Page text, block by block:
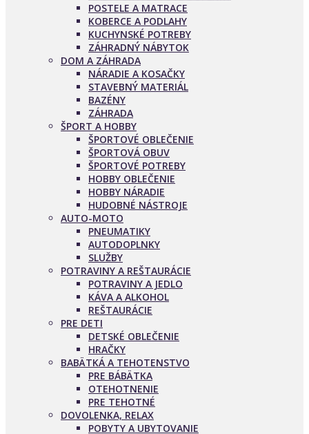
POSTELE A MATRACE
KOBERCE A PODLAHY
KUCHYNSKÉ POTREBY
ZÁHRADNÝ NÁBYTOK
DOM A ZÁHRADA
NÁRADIE A KOSAČKY
STAVEBNÝ MATERIÁL
BAZÉNY
ZÁHRADA
ŠPORT A HOBBY
ŠPORTOVÉ OBLEČENIE
ŠPORTOVÁ OBUV
ŠPORTOVÉ POTREBY
HOBBY OBLEČENIE
HOBBY NÁRADIE
HUDOBNÉ NÁSTROJE
AUTO-MOTO
PNEUMATIKY
AUTODOPLNKY
SLUŽBY
POTRAVINY A REŠTAURÁCIE
POTRAVINY A JEDLO
KÁVA A ALKOHOL
REŠTAURÁCIE
PRE DETI
DETSKÉ OBLEČENIE
HRAČKY
BABÄTKÁ A TEHOTENSTVO
PRE BÁBÄTKA
OTEHOTNENIE
PRE TEHOTNÉ
DOVOLENKA, RELAX
POBYTY A UBYTOVANIE